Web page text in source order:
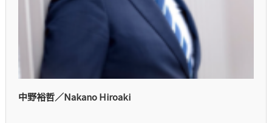
中野裕哲／Nakano Hiroaki